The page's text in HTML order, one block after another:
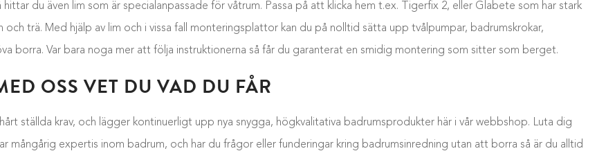
du även lim som är specialanpassade för våtrum. Passa på att klicka hem t.ex. Tigerfix 2, eller Glabete som har stark
trä. Med hjälp av lim och i vissa fall monteringsplattor kan du på nolltid sätta upp tvålpumpar, badrumskrokar,
borra. Var bara noga mer att följa instruktionerna så får du garanterat en smidig montering som sitter som berget.
OSS VET DU VAD DU FÅR
ställda krav, och lägger kontinuerligt upp nya snygga, högkvalitativa badrumsprodukter här i vår webbshop. Luta dig
mångårig expertis inom badrum, och har du frågor eller funderingar kring badrumsinredning utan att borra så är du alltid